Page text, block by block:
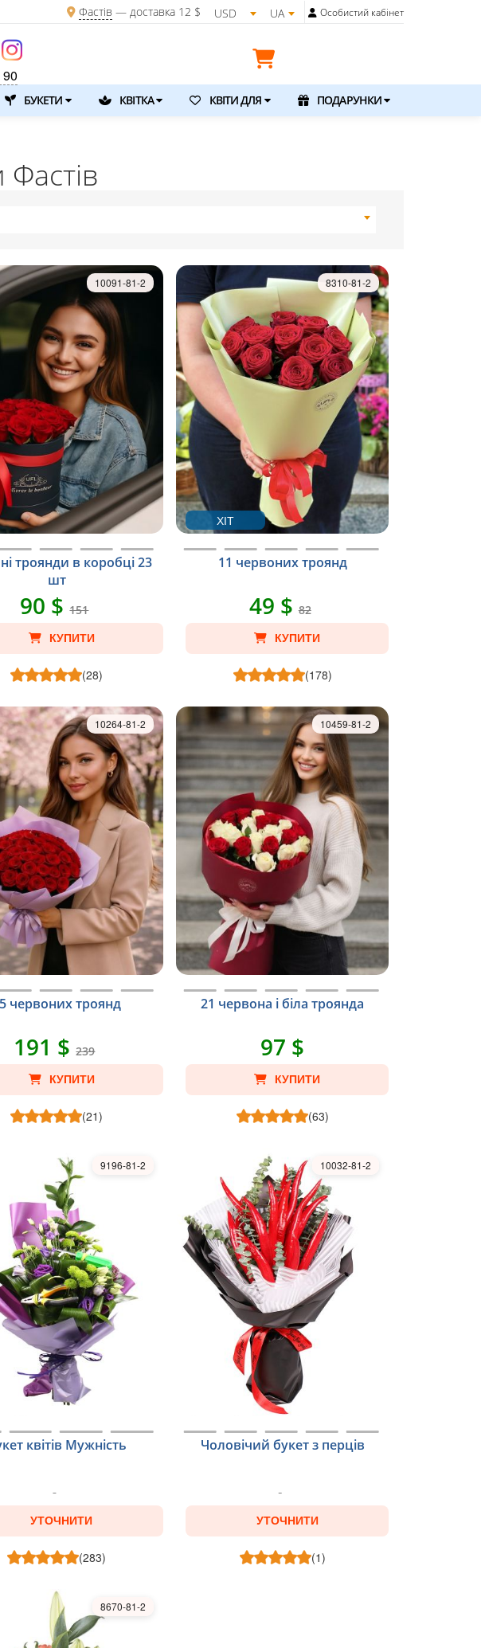
Фастів— доставка 12 $ USD UA Особистий кабінет
БУКЕТИ КВІТКА КВІТИ ДЛЯ ПОДАРУНКИ
Фастів
троянди в коробці 23
шт
10091-81-2
90 $151
КУПИТИ
(28)
ХІТ
11 червоних троянд
8310-81-2
49 $82
КУПИТИ
(178)
червоних троянд
10264-81-2
191 $239
КУПИТИ
(21)
21 червона і біла троянда
10459-81-2
97 $
КУПИТИ
(63)
квітів Мужність
9196-81-2
УТОЧНИТИ
(283)
Чоловічий букет з перців
10032-81-2
УТОЧНИТИ
(1)
8670-81-2